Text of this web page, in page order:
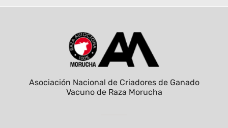
Asociación Nacional de Criadores de Ganado
Vacuno de Raza Morucha